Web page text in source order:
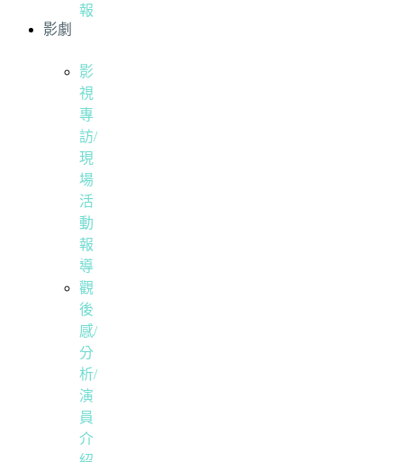
報
影劇
影
視
專
訪/
現
場
活
動
報
導
觀
後
感/
分
析/
演
員
介